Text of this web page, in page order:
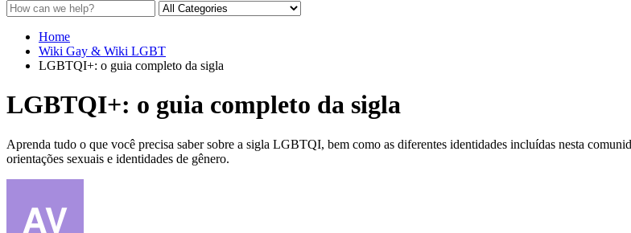
Home
Wiki Gay & Wiki LGBT
LGBTQI+: o guia completo da sigla
LGBTQI+: o guia completo da sigla
Aprenda tudo o que você precisa saber sobre a sigla LGBTQI, bem como as diferentes identidades incluídas nesta
orientações sexuais e identidades de gênero.